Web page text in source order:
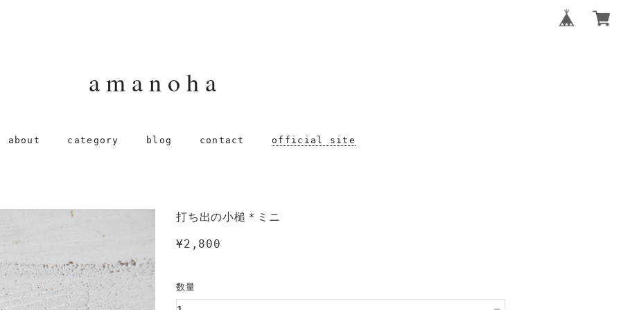
amanoha
about category blog contact official site
打ち出の小槌＊ミニ
¥2,800
数量